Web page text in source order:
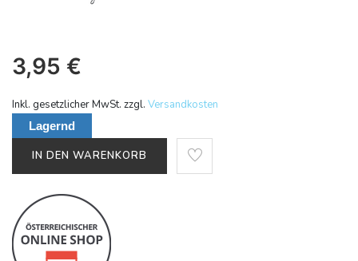
3,95 €
Inkl. gesetzlicher MwSt. zzgl. Versandkosten
Lagernd
IN DEN WARENKORB